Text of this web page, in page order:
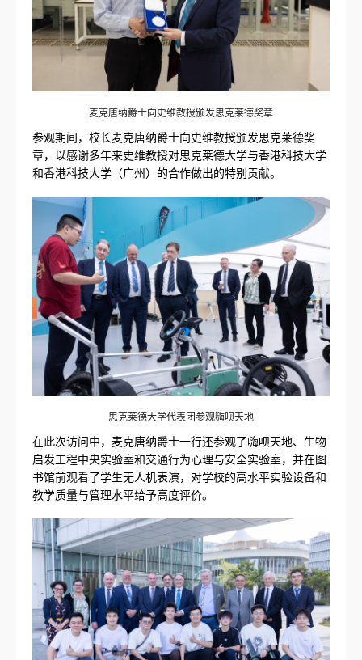
麦克唐纳爵士向史维教授颁发思克莱德奖章
参观期间，校长麦克唐纳爵士向史维教授颁发思克莱德奖
章，以感谢多年来史维教授对思克莱德大学与香港科技大学
和香港科技大学（广州）的合作做出的特别贡献。
思克莱德大学代表团参观嗨呗天地
在此次访问中，麦克唐纳爵士一行还参观了嗨呗天地、生物
启发工程中央实验室和交通行为心理与安全实验室，并在图
书馆前观看了学生无人机表演，对学校的高水平实验设备和
教学质量与管理水平给予高度评价。